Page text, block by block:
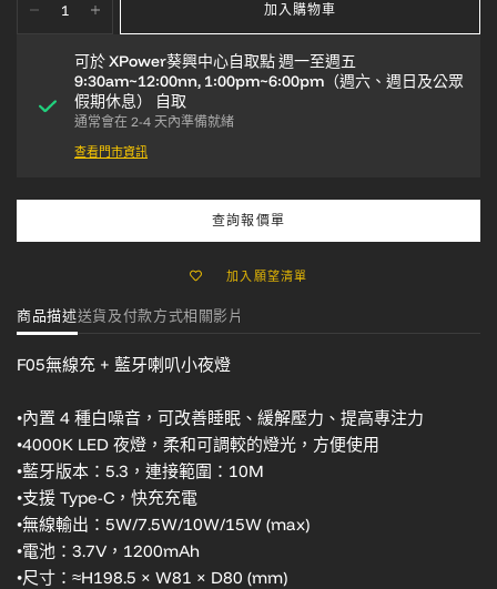
加入購物車
可於XPower葵興中心自取點 週一至週五
9:30am~12:00nn, 1:00pm~6:00pm（週六、週日及公眾
假期休息）
自取
通常會在 2-4 天內準備就緒
查看門市資訊
查詢報價單
加入願望清單
商品描述送貨及付款方式相關影片
F05無線充 + 藍牙喇叭小夜燈
•內置 4 種白噪音，可改善睡眠、緩解壓力、提高專注力
•4000K LED 夜燈，柔和可調較的燈光，方便使用
•藍牙版本：5.3，連接範圍：10M
•支援 Type-C，快充充電
•無線輸出：5W/7.5W/10W/15W (max)
•電池：3.7V，1200mAh
•尺寸：≈H198.5 × W81 × D80 (mm)